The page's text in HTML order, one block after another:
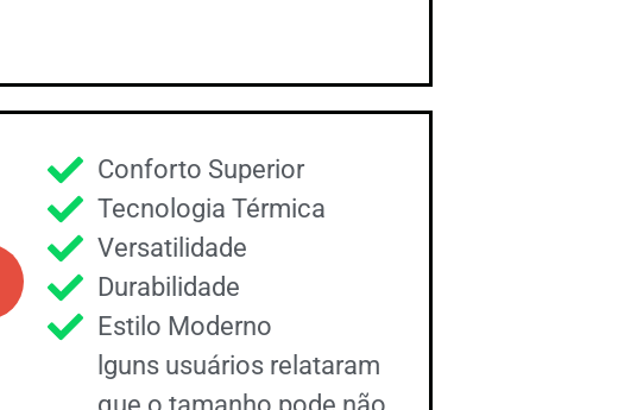
Conforto Superior
Tecnologia Térmica
Versatilidade
Durabilidade
Estilo Moderno
lguns usuários relataram